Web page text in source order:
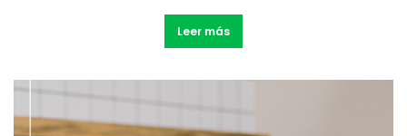
Leer más